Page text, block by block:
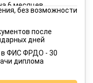
6 месяцев
12 месяцев
без возможности
после
дней
в ФИС ФРДО - 30
диплома